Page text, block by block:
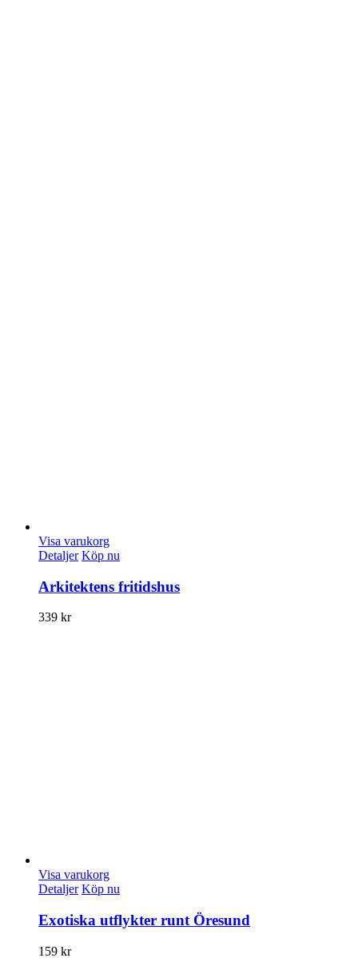
Visa varukorg
Detaljer Köp nu
Arkitektens fritidshus
339 kr
Visa varukorg
Detaljer Köp nu
Exotiska utflykter runt Öresund
159 kr